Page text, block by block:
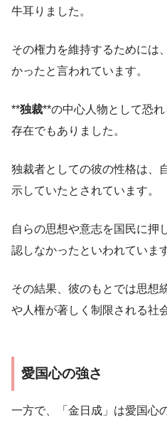
牛耳りました。
その権力を維持するためには
かったと言われています。
**独裁**の中心人物として恐
存在でもありました。
独裁者としての彼の性格は、
示していたとされています。
自らの思想や意志を国民に押
認しなかったといわれています
その結果、彼のもとでは思想
や人権が著しく制限される社
愛国心の強さ
一方で、「金日成」は愛国心